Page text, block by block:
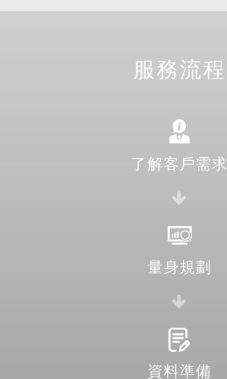
服務流程
了解客戶需求
量身規劃
資料準備